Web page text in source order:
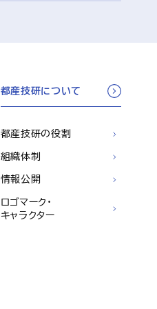
都産技研について
都産技研の役割
組織体制
情報公開
ロゴマーク・
キャラクター